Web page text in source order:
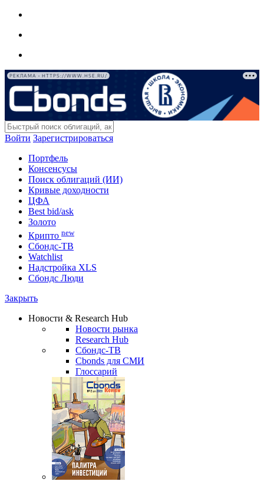
РЕКЛАМА • HTTPS://WWW.HSE.RU/
Войти Зарегистрироваться
Портфель
Консенсусы
Поиск облигаций (ИИ)
Кривые доходности
ЦФА
Best bid/ask
Золото
Крипто new
Сбондс-ТВ
Watchlist
Надстройка XLS
Сбондс Люди
Закрыть
Новости & Research Hub
Новости рынка
Research Hub
Сбондс-ТВ
Cbonds для СМИ
Глоссарий